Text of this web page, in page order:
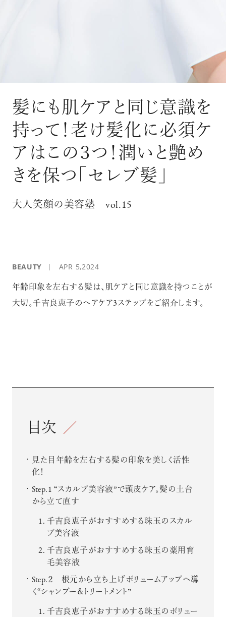
髪にも肌ケアと同じ意識を
持って！老け髪化に必須ケ
アはこの３つ！潤いと艶め
きを保つ「セレブ髪」
大人笑顔の美容塾 vol.15
BEAUTY APR 5,2024
年齢印象を左右する髪は、肌ケアと同じ意識を持つことが
大切。千吉良恵子のヘアケア3ステップをご紹介します。
目次
見た目年齢を左右する髪の印象を美しく活性
化！
Step.1 “スカルプ美容液”で頭皮ケア。髪の土台
から立て直す
千吉良恵子がおすすめする珠玉のスカル
プ美容液
千吉良恵子がおすすめする珠玉の薬用育
毛美容液
Step.２ 根元から立ち上げボリュームアップへ導
く“シャンプー＆トリートメント”
千吉良恵子がおすすめする珠玉のボリュー